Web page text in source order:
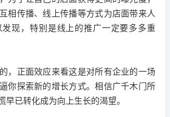
相传播、线上传播等方式为店面带来人
现，特别是线上的推广一定要多多重
，正面效应来看这是对所有企业的一场
你探索新的增长方式。相信广千木门所
早已转化成为向上生长的渴望。